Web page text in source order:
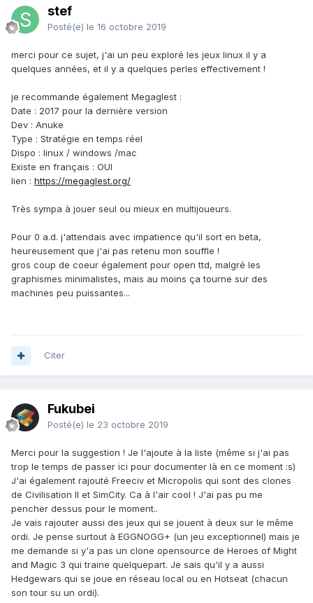
stef
Posté(e) le 16 octobre 2019
merci pour ce sujet, j'ai un peu exploré les jeux linux il y a
quelques années, et il y a quelques perles effectivement !
je recommande également Megaglest :
Date : 2017 pour la dernière version
Dev : Anuke
Type : Stratégie en temps réel
Dispo : linux / windows /mac
Existe en français : OUI
lien : https://megaglest.org/
Très sympa à jouer seul ou mieux en multijoueurs.
Pour 0 a.d. j'attendais avec impatience qu'il sort en beta,
heureusement que j'ai pas retenu mon souffle !
gros coup de coeur également pour open ttd, malgré les
graphismes minimalistes, mais au moins ça tourne sur des
machines peu puissantes...
Citer
Fukubei
Posté(e) le 23 octobre 2019
Merci pour la suggestion ! Je l'ajoute à la liste (même si j'ai pas
trop le temps de passer ici pour documenter là en ce moment :s)
J'ai également rajouté Freeciv et Micropolis qui sont des clones
de Civilisation II et SimCity. Ca à l'air cool ! J'ai pas pu me
pencher dessus pour le moment..
Je vais rajouter aussi des jeux qui se jouent à deux sur le même
ordi. Je pense surtout à EGGNOGG+ (un jeu exceptionnel) mais je
me demande si y'a pas un clone opensource de Heroes of Might
and Magic 3 qui traine quelquepart. Je sais qu'il y a aussi
Hedgewars qui se joue en réseau local ou en Hotseat (chacun
son tour su un ordi).